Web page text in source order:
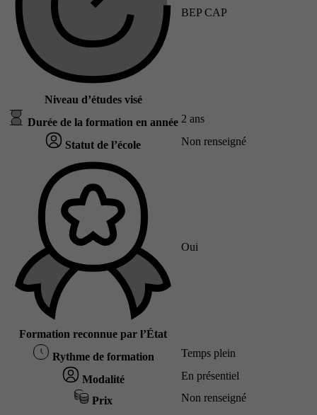
Niveau d’études visé
BEP CAP
Durée de la formation en année 2 ans
Statut de l’école Non renseigné
Formation reconnue par l’État
Oui
Rythme de formation Temps plein
Modalité En présentiel
Prix Non renseigné